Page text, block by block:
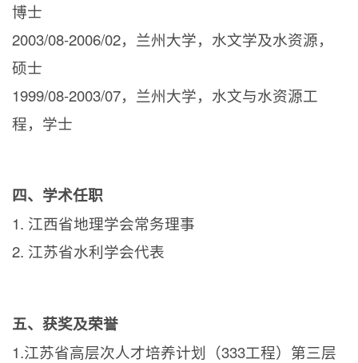
博士
2003/08-2006/02，兰州大学，水文学及水资源，
硕士
1999/08-2003/07，兰州大学，水文与水资源工
程，学士
四、学术任职
1. 江西省地理学会常务理事
2. 江苏省水利学会代表
五、获奖及荣誉
1.江苏省高层次人才培养计划（333工程）第三层